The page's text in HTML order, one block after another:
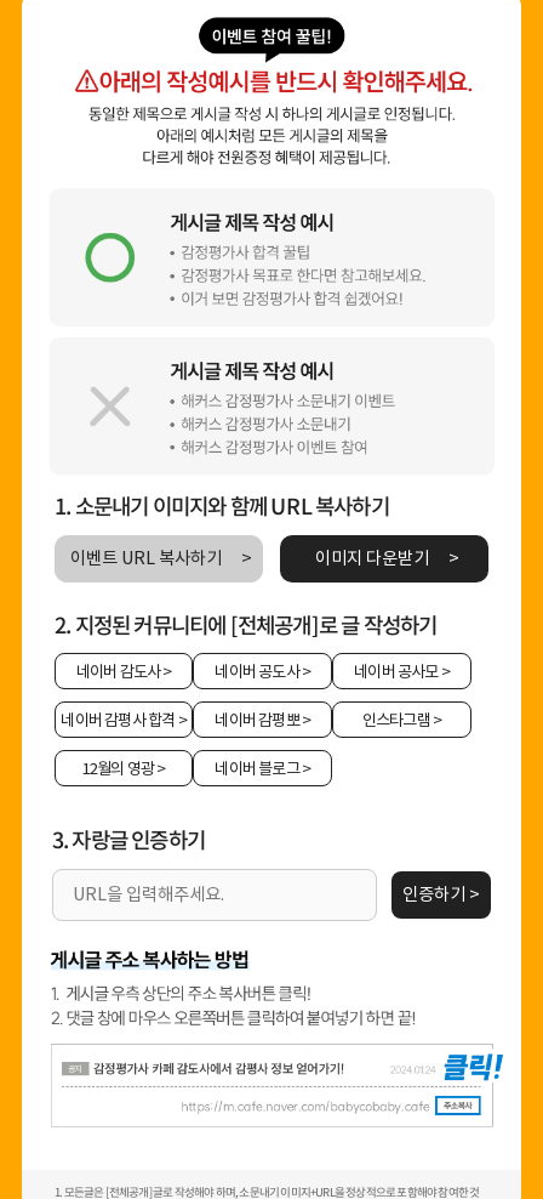
1. 소문내기 이미지와 함께 URL 복사하기
이벤트 URL 복사하기 이미지 다운받기
2. 지정된 커뮤니티에 [전체공개]로 글 작성하기
네이버 감도사> 네이버 공도사> 네이버 공사모>
네이버 감평사 합격 > 네이버 감평뽀> 인스타그램 >
12월의 영광> 네이버 블로그>
3. 자랑글 인증하기
인증하기 >
1. 모든글은 [전체공개] 글로 작성해야 하며, 소문내기 이미지+URL을 정상적으로 포함해야 참여한 것